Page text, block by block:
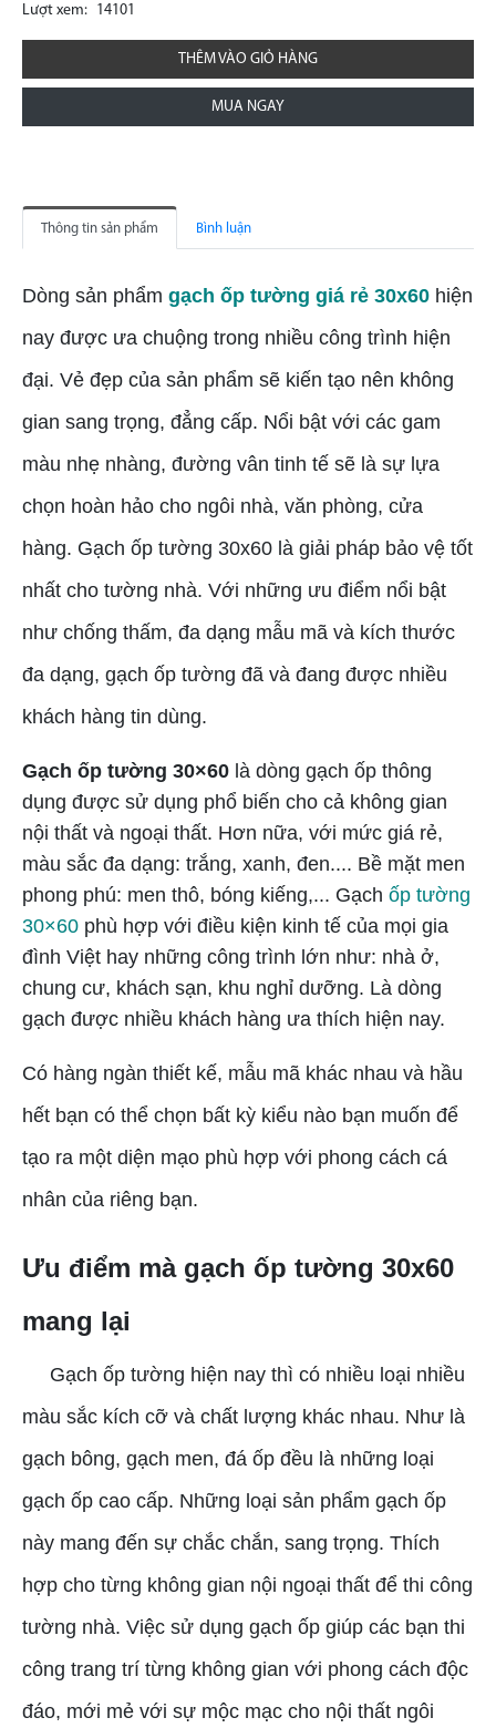
Lượt xem: 14101
THÊM VÀO GIỎ HÀNG
MUA NGAY
Thông tin sản phẩm Bình luận
Dòng sản phẩm gạch ốp tường giá rẻ 30x60 hiện
nay được ưa chuộng trong nhiều công trình hiện
đại. Vẻ đẹp của sản phẩm sẽ kiến tạo nên không
gian sang trọng, đẳng cấp. Nổi bật với các gam
màu nhẹ nhàng, đường vân tinh tế sẽ là sự lựa
chọn hoàn hảo cho ngôi nhà, văn phòng, cửa
hàng. Gạch ốp tường 30x60 là giải pháp bảo vệ tốt
nhất cho tường nhà. Với những ưu điểm nổi bật
như chống thấm, đa dạng mẫu mã và kích thước
đa dạng, gạch ốp tường đã và đang được nhiều
khách hàng tin dùng.
Gạch ốp tường 30×60 là dòng gạch ốp thông
dụng được sử dụng phổ biến cho cả không gian
nội thất và ngoại thất. Hơn nữa, với mức giá rẻ,
màu sắc đa dạng: trắng, xanh, đen.... Bề mặt men
phong phú: men thô, bóng kiếng,... Gạch ốp tường
30×60 phù hợp với điều kiện kinh tế của mọi gia
đình Việt hay những công trình lớn như: nhà ở,
chung cư, khách sạn, khu nghỉ dưỡng. Là dòng
gạch được nhiều khách hàng ưa thích hiện nay.
Có hàng ngàn thiết kế, mẫu mã khác nhau và hầu
hết bạn có thể chọn bất kỳ kiểu nào bạn muốn để
tạo ra một diện mạo phù hợp với phong cách cá
nhân của riêng bạn.
Ưu điểm mà gạch ốp tường 30x60
mang lại
Gạch ốp tường hiện nay thì có nhiều loại nhiều
màu sắc kích cỡ và chất lượng khác nhau. Như là
gạch bông, gạch men, đá ốp đều là những loại
gạch ốp cao cấp. Những loại sản phẩm gạch ốp
này mang đến sự chắc chắn, sang trọng. Thích
hợp cho từng không gian nội ngoại thất để thi công
tường nhà. Việc sử dụng gạch ốp giúp các bạn thi
công trang trí từng không gian với phong cách độc
đáo, mới mẻ với sự mộc mạc cho nội thất ngôi